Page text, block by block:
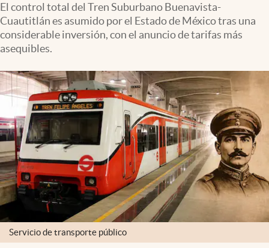
Clima
Espiritualidad
abre en nueva pestaña
México
El control total del Tren Suburbano Buenavista-
Cuautitlán es asumido por el Estado de México tras una
considerable inversión, con el anuncio de tarifas más
asequibles.
Servicio de transporte público